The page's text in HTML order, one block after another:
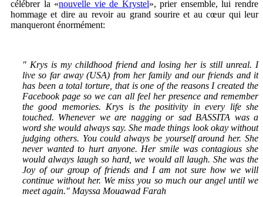
célébrer la «nouvelle vie de Krystel», prier ensemble, lui rendre
hommage et dire au revoir au grand sourire et au cœur qui leur
manqueront énormément:
" Krys is my childhood friend and losing her is still unreal. I
live so far away (USA) from her family and our friends and it
has been a total torture, that is one of the reasons I created the
Facebook page so we can all feel her presence and remember
the good memories. Krys is the positivity in every life she
touched. Whenever we are nagging or sad BASSITA was a
word she would always say. She made things look okay without
judging others. You could always be yourself around her. She
never wanted to hurt anyone. Her smile was contagious she
would always laugh so hard, we would all laugh. She was the
Joy of our group of friends and I am not sure how we will
continue without her. We miss you so much our angel until we
meet again." Mayssa Mouawad Farah